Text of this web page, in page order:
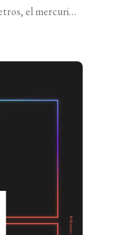
el mercurio.